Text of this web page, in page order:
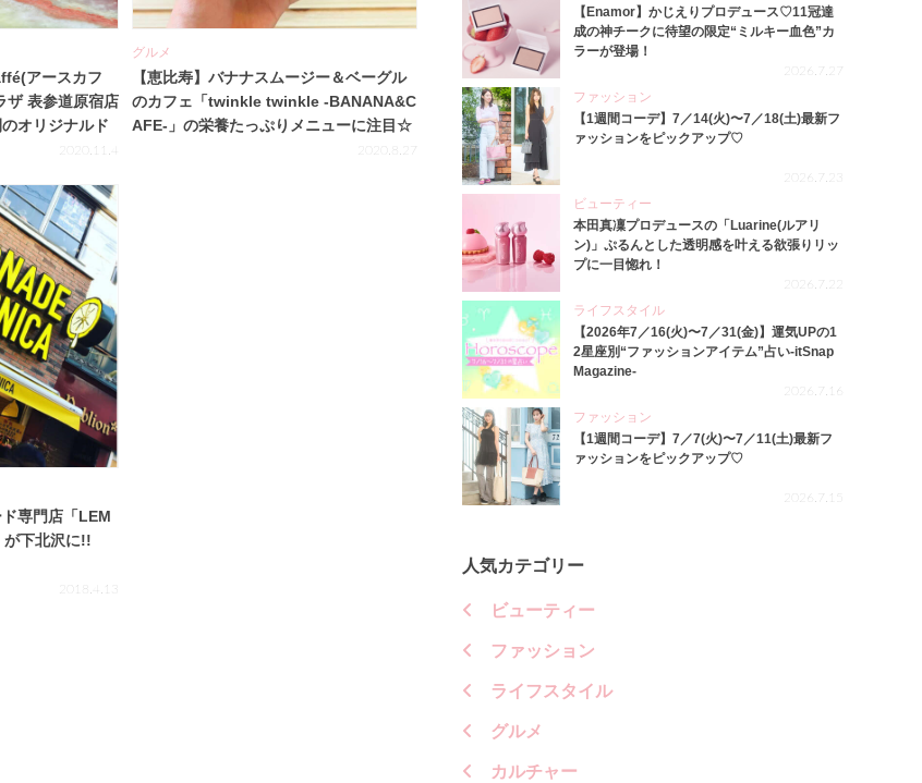
アースカフ
ザ 表参道原宿店
オリジナルド
2020.11.4
グルメ
【恵比寿】バナナスムージー＆ベーグル
のカフェ「twinkle twinkle -BANANA&C
AFE-」の栄養たっぷりメニューに注目☆
2020.8.27
専門店「LEM
下北沢に!!
2018.4.13
【Enamor】かじえりプロデュース♡11冠達
成の神チークに待望の限定“ミルキー血色”カ
ラーが登場！
2026.7.27
ファッション
【1週間コーデ】7／14(火)〜7／18(土)最新フ
ァッションをピックアップ♡
2026.7.23
ビューティー
本田真凜プロデュースの「Luarine(ルアリ
ン)」ぷるんとした透明感を叶える欲張りリッ
プに一目惚れ！
2026.7.22
ライフスタイル
【2026年7／16(火)〜7／31(金)】運気UPの1
2星座別“ファッションアイテム”占い-itSnap
Magazine-
2026.7.16
ファッション
【1週間コーデ】7／7(火)〜7／11(土)最新フ
ァッションをピックアップ♡
2026.7.15
人気カテゴリー
ビューティー
ファッション
ライフスタイル
グルメ
カルチャー